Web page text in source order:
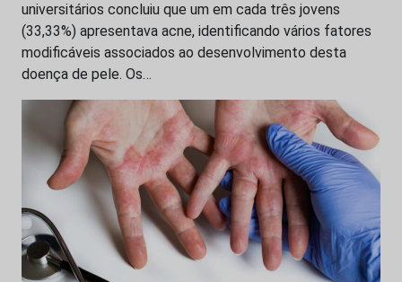
universitários concluiu que um em cada três jovens
(33,33%) apresentava acne, identificando vários fatores
modificáveis associados ao desenvolvimento desta
doença de pele. Os…